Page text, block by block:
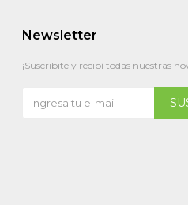
Newsletter
¡Suscribite y recibí todas nuestras